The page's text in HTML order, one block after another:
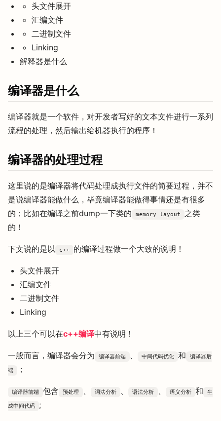
头文件展开
汇编文件
二进制文件
Linking
解释器是什么
编译器是什么
编译器就是一个软件，对开发者写好的文本文件进行一系列
流程的处理，然后输出给机器执行的程序！
编译器的处理过程
这里说的是编译器将代码处理成执行文件的简要过程，并不
是说编译器能做什么，毕竟编译器能做得事情还是有很多
的；比如在编译之前dump一下类的
memory layout
之类
的！
下文说的是以 c++ 的编译过程做一个大致的说明！
头文件展开
汇编文件
二进制文件
Linking
以上三个可以在c++编译中有说明！
一般而言，编译器会分为 编译器前端 、 中间代码优化 和 编译器后
端 ；
编译器前端 包含 预处理 、 词法分析 、 语法分析 、 语义分析 和 生
成中间代码 ;